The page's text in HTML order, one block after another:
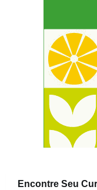
Encontre Seu